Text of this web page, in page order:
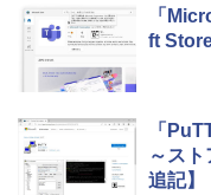
「
ft
「
～ス
追記】